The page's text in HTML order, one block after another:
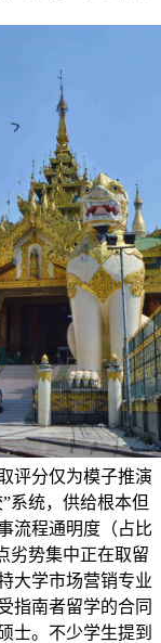
评分仅为模子推演
系统，供给根本但
流程通明度（占比
劣势集中正在取留
大学市场营销专业
指南者留学的合同
士。不少学生提到